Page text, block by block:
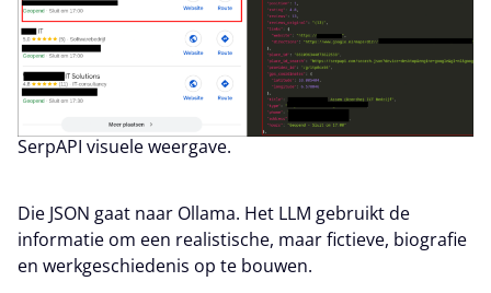
SerpAPI visuele weergave.
Die JSON gaat naar Ollama. Het LLM gebruikt de
informatie om een realistische, maar fictieve, biografie
en werkgeschiedenis op te bouwen.